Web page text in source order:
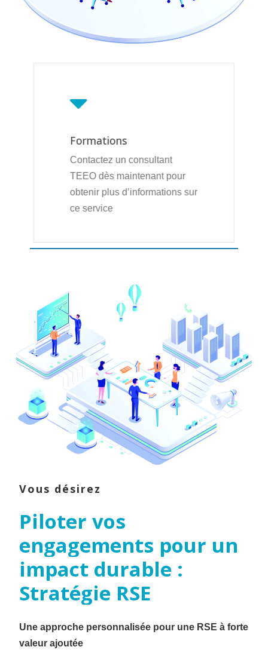
Formations
Contactez un consultant
TEEO dès maintenant pour
obtenir plus d’informations sur
ce service
Vous désirez
Piloter vos
engagements pour un
impact durable :
Stratégie RSE
Une approche personnalisée pour une RSE à forte
valeur ajoutée